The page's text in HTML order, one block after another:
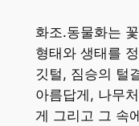
화조.동물화는
형태와 생태를
깃털, 짐승의 털
아름답게, 나무
게 그리고 그 속